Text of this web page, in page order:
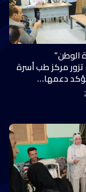
الوطن”
تزور مركز طب أسرة
دعمها…